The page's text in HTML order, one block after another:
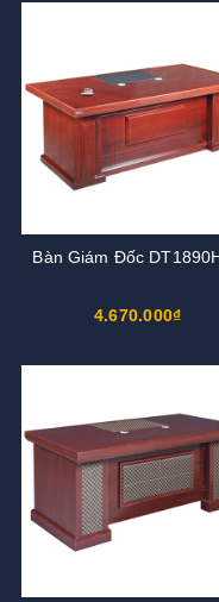
Bàn Giám Đốc
4.670.000₫